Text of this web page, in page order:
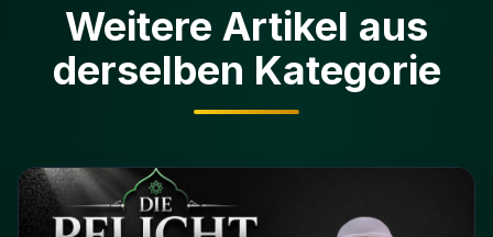
Weitere Artikel aus
derselben Kategorie